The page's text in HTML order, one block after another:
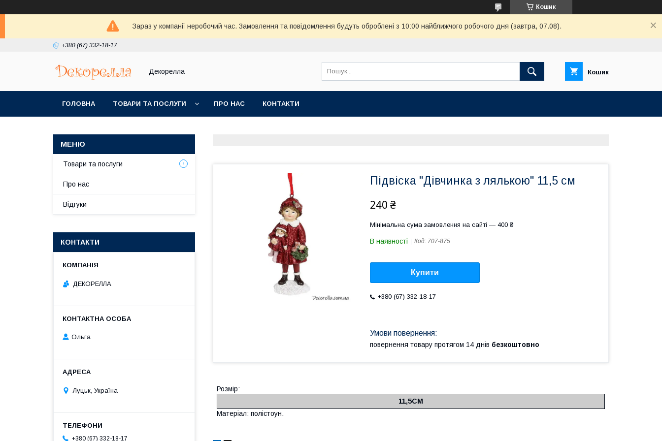
Кошик
Зараз у компанії неробочий час. Замовлення та повідомлення будуть оброблені з 10:00 найближчого робочого дня (завтра, 07.08).
+380 (67) 332-18-17
Декорелла Кошик
ГОЛОВНА ТОВАРИ ТА ПОСЛУГИ ПРО НАС КОНТАКТИ
Підвіска "Дівчинка з лялькою" 11,5 см
240 ₴
Мінімальна сума замовлення на сайті — 400 ₴
В наявності Код: 707-875
Купити
+380 (67) 332-18-17
повернення товару протягом 14 днів безкоштовно
Розмір:
11,5СМ
Матеріал: полістоун.
Товари та послуги
Про нас
Відгуки
КОНТАКТИ
ДЕКОРЕЛЛА
Ольга
Луцьк, Україна
+380 (67) 332-18-17